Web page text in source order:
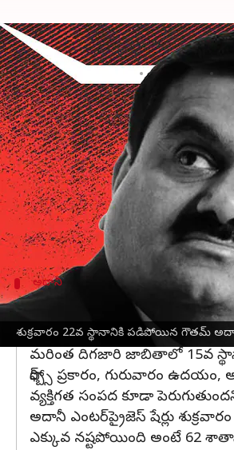
శుక్రవారం 22వ స్థానానికి పడిపోయిన గౌతమ్
ప్రపంచ బిలియనీర్ల
వ్రాసిన వారు Nishkala Sathivada Feb 03, 2023
ఈ వార్తాకథనం ఏంటి
ప్రపంచంలోని ఫోర్బ్స్ ప్రపంచ
హిండెన్‌బర్గ్ రీసెర్చ్ అదానీ
శాతం అంటే 16.2 బిలియన్ డాలర్లు
శుక్రవారం మధ్యాహ్నం 1.23
అదానీ
ప్రపంచంలోనే అత్యంత
ఫోర్బ్స్ రియల్ టైమ్ బిలియనీర్ లిస్ట్
మరింత దిగజారి జాబితాలో 15వ
ఫోర్బ్స్ ప్రకారం, గురువారం
వ్యక్తిగత సంపద కూడా
అదానీ ఎంటర్‌ప్రైజెస్ షేర్లు
ఎక్కువ నష్టపోయింది అంటే 62